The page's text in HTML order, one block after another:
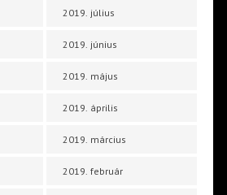
2019. július
2019. június
2019. május
2019. április
2019. március
2019. február